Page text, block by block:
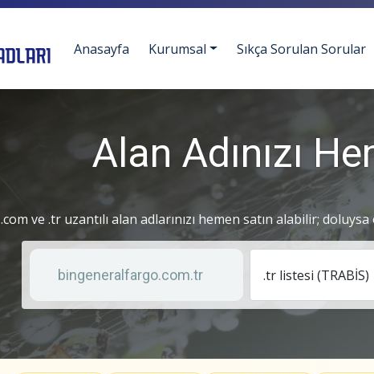
Anasayfa Kurumsal Sıkça Sorulan Sorular
Alan Adınızı
.com ve .tr uzantılı alan adlarınızı hemen satın alabilir;
Anahtar kelime
Liste türü